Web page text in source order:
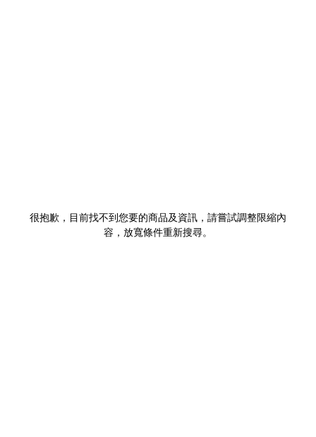
很抱歉，目前找不到您要的商品及資訊，請嘗試調整限縮內
容，放寬條件重新搜尋。